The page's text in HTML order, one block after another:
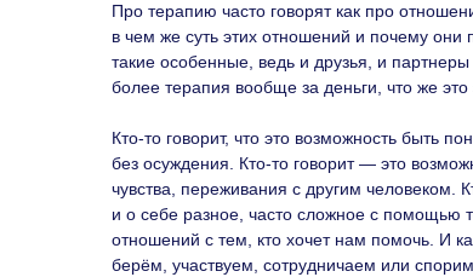
Про терапию часто говорят как про
в чем же суть этих отношений и почему
такие особенные, ведь и друзья, и
более терапия вообще за деньги, что же
Кто-то говорит, что это возможность быть
без осуждения. Кто-то говорит — это
чувства, переживания с другим человеком.
и о себе разное, часто сложное с помощью
отношений с тем, кто хочет нам помочь. И
берём, участвуем, сотрудничаем или